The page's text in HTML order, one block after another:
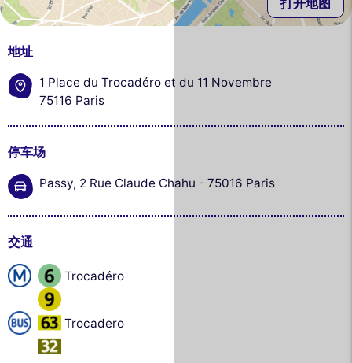
地址
1 Place du Trocadéro et du 11 Novembre
75116 Paris
停车场
Passy, 2 Rue Claude Chahu - 75016 Paris
交通
Trocadéro
Trocadero